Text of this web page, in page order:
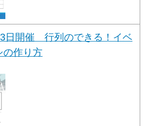
日開催 行列のできる！イベ
の作り方